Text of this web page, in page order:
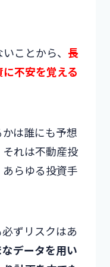
ことから、 長
不安を覚える
は誰にも予想
れは不動産投
らゆる投資手
ずリスクはあ
データを用い